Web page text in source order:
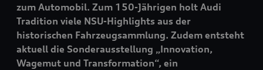
zum Automobil. Zum 150-Jährigen holt Audi
Tradition viele NSU-Highlights aus der
historischen Fahrzeugsammlung. Zudem entsteht
aktuell die Sonderausstellung „Innovation,
Wagemut und Transformation“, ein